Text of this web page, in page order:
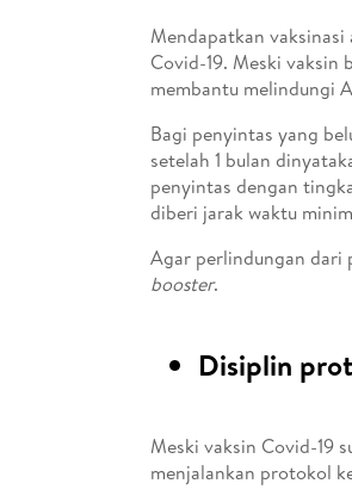
Mendapatkan
Covid-19. Meski vaksin
membantu melindungi
Bagi penyintas yang
setelah 1 bulan
penyintas dengan
diberi jarak waktu
Agar perlindungan dari
booster.
Disiplin
Meski vaksin Covid-19
menjalankan protokol